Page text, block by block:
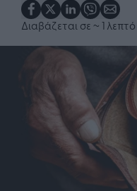
Διαβάζεται σε ~ 1 λεπτό